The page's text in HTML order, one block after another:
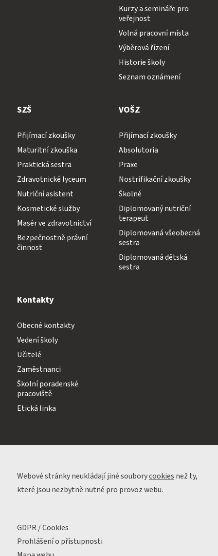
Kurzy a semináře pro
veřejnost
Volná pracovní místa
Výběrová řízení
Historie školy
Seznam oznámení
SZŠ
Přijímací zkoušky
Maturitní zkouška
Praktická sestra
Zdravotnické lyceum
Nutriční asistent
Kosmetické služby
Masér ve zdravotnictví
Bezpečnostně právní
činnost
VOŠZ
Přijímací zkoušky
Absolutoria
Praxe
Nostrifikační zkoušky
Školné
Diplomovaný nutriční
terapeut
Diplomovaná všeobecná
sestra
Diplomovaná dětská
sestra
Kontakty
Obecné kontakty
Vedení školy
Učitelé
Zaměstnanci
Školní poradenské
pracoviště
Etická linka
Webové stránky neukládají jiné souborycookies než ty,
které jsou nezbytně nutné pro provoz webu.
GDPR / Cookies
Prohlášení o přístupnosti